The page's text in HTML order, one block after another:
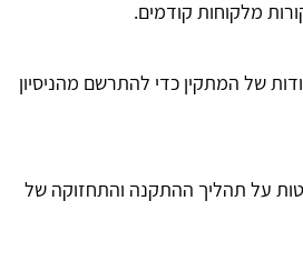
מלקוחות קודמים.
של המתקין כדי להתרשם מהניסיון
על תהליך ההתקנה והתחזוקה של